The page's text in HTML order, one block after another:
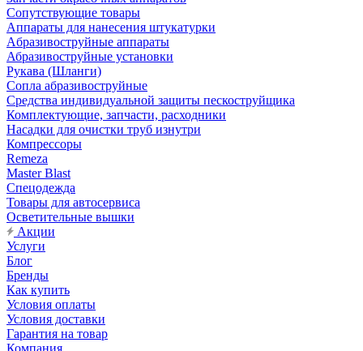
Сопутствующие товары
Аппараты для нанесения штукатурки
Aбразивоструйные аппараты
Абразивоструйные установки
Рукава (Шланги)
Сопла абразивоструйные
Средства индивидуальной защиты пескоструйщика
Комплектующие, запчасти, расходники
Насадки для очистки труб изнутри
Компрессоры
Remeza
Master Blast
Спецодежда
Товары для автосервиса
Осветительные вышки
Акции
Услуги
Блог
Бренды
Как купить
Условия оплаты
Условия доставки
Гарантия на товар
Компания